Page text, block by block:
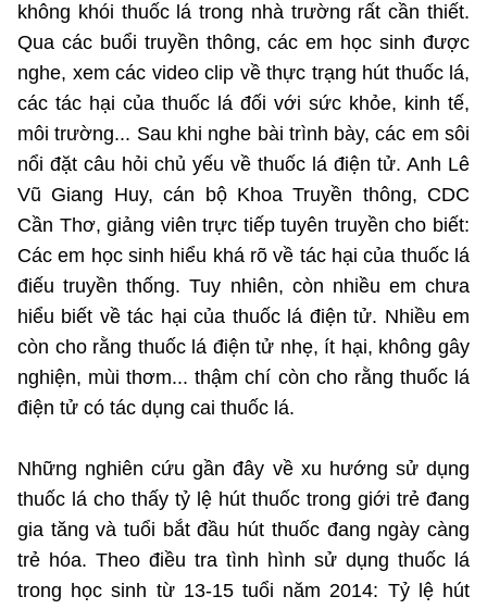
Chọn ngôn ngữ
Vietnamese English
BỘ KHOA HỌC VÀ CÔNG NGHỆ
MINISTRY OF SCIENCE AND TECHNOLOGY
Điều khoản sử dụng Theo dõi MST: Góp ý
Cơ quan chủ quản: Bộ Khoa học và Công nghệ (MST)
Chịu trách nhiệm nội dung: Nguyễn Thị Hải Hằng
Giám đốc Trung tâm Truyền thông Khoa học và Công nghệ.
Liên hệ
Địa chỉ: Ban Biên tập Cổng TTĐT - 18 Nguyễn Du, TP. Hà Nội
Điện thoại: 024 3936 9506
©2026 Bản quyền thuộc Bộ Khoa Học và Công Nghệ
(Ghi rõ nguồn "https://mst.gov.vn" khi phát hành lại thông tin từ
website này)
không khói thuốc lá trong nhà trường rất cần thiết.
Qua các buổi truyền thông, các em học sinh được
nghe, xem các video clip về thực trạng hút thuốc lá,
các tác hại của thuốc lá đối với sức khỏe, kinh tế,
môi trường... Sau khi nghe bài trình bày, các em sôi
nổi đặt câu hỏi chủ yếu về thuốc lá điện tử. Anh Lê
Vũ Giang Huy, cán bộ Khoa Truyền thông, CDC
Cần Thơ, giảng viên trực tiếp tuyên truyền cho biết:
Các em học sinh hiểu khá rõ về tác hại của thuốc lá
điếu truyền thống. Tuy nhiên, còn nhiều em chưa
hiểu biết về tác hại của thuốc lá điện tử. Nhiều em
còn cho rằng thuốc lá điện tử nhẹ, ít hại, không gây
nghiện, mùi thơm... thậm chí còn cho rằng thuốc lá
điện tử có tác dụng cai thuốc lá.
Những nghiên cứu gần đây về xu hướng sử dụng
thuốc lá cho thấy tỷ lệ hút thuốc trong giới trẻ đang
gia tăng và tuổi bắt đầu hút thuốc đang ngày càng
trẻ hóa. Theo điều tra tình hình sử dụng thuốc lá
trong học sinh từ 13-15 tuổi năm 2014: Tỷ lệ hút